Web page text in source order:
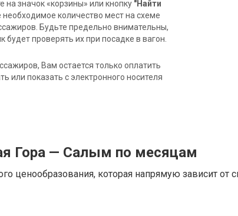
значок «корзины» или кнопку "Найти
количество мест на схеме
Будьте предельно внимательны,
проверять их при посадке в вагон.
Вам остается только оплатить
или показать с электронного носителя
Гора — Салым по месяцам
ценообразования, которая напрямую зависит от